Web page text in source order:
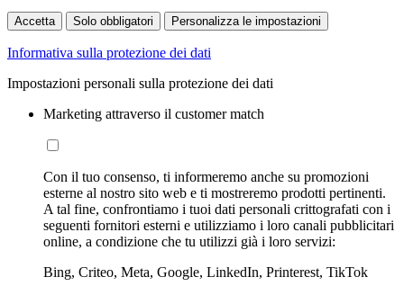
Accetta Solo obbligatori Personalizza le impostazioni
Informativa sulla protezione dei dati
Impostazioni personali sulla protezione dei dati
Marketing attraverso il customer match
Con il tuo consenso, ti informeremo anche su promozioni
esterne al nostro sito web e ti mostreremo prodotti pertinenti.
A tal fine, confrontiamo i tuoi dati personali crittografati con i
seguenti fornitori esterni e utilizziamo i loro canali pubblicitari
online, a condizione che tu utilizzi già i loro servizi:
Bing, Criteo, Meta, Google, LinkedIn, Printerest, TikTok